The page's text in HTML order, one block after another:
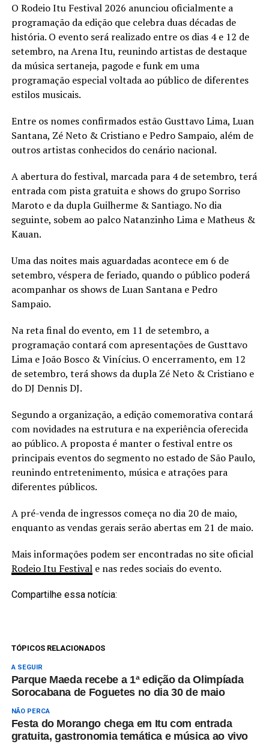
O Rodeio Itu Festival 2026 anunciou oficialmente a
programação da edição que celebra duas décadas de
história. O evento será realizado entre os dias 4 e 12 de
setembro, na Arena Itu, reunindo artistas de destaque
da música sertaneja, pagode e funk em uma
programação especial voltada ao público de diferentes
estilos musicais.
Entre os nomes confirmados estão Gusttavo Lima, Luan
Santana, Zé Neto & Cristiano e Pedro Sampaio, além de
outros artistas conhecidos do cenário nacional.
A abertura do festival, marcada para 4 de setembro, terá
entrada com pista gratuita e shows do grupo Sorriso
Maroto e da dupla Guilherme & Santiago. No dia
seguinte, sobem ao palco Natanzinho Lima e Matheus &
Kauan.
Uma das noites mais aguardadas acontece em 6 de
setembro, véspera de feriado, quando o público poderá
acompanhar os shows de Luan Santana e Pedro
Sampaio.
Na reta final do evento, em 11 de setembro, a
programação contará com apresentações de Gusttavo
Lima e João Bosco & Vinícius. O encerramento, em 12
de setembro, terá shows da dupla Zé Neto & Cristiano e
do DJ Dennis DJ.
Segundo a organização, a edição comemorativa contará
com novidades na estrutura e na experiência oferecida
ao público. A proposta é manter o festival entre os
principais eventos do segmento no estado de São Paulo,
reunindo entretenimento, música e atrações para
diferentes públicos.
A pré-venda de ingressos começa no dia 20 de maio,
enquanto as vendas gerais serão abertas em 21 de maio.
Mais informações podem ser encontradas no site oficial
Rodeio Itu Festivale nas redes sociais do evento.
Compartilhe essa notícia:
TÓPICOS RELACIONADOS
A SEGUIR
Parque Maeda recebe a 1ª edição da Olimpíada
Sorocabana de Foguetes no dia 30 de maio
NÃO PERCA
Festa do Morango chega em Itu com entrada
gratuita, gastronomia temática e música ao vivo